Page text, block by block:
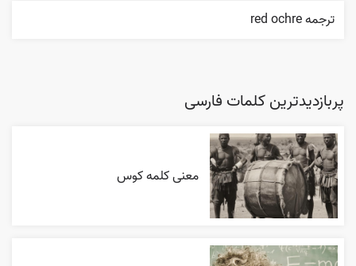
ترجمه red ochre
پربازدیدترین کلمات فارسی
معنی کلمه کوس